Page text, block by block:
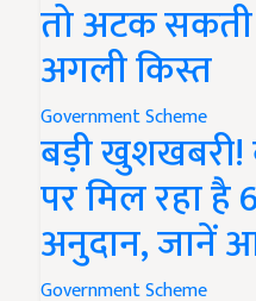
तो अटक सकती
अगली किस्त
Government Scheme
बड़ी खुशखबरी!
पर मिल रहा है
अनुदान, जानें
Government Scheme